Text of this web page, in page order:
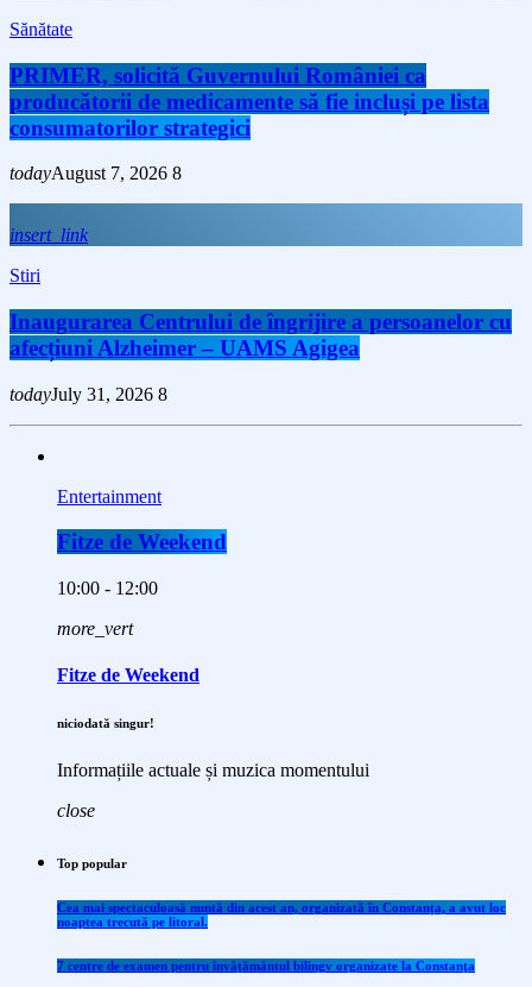
Sănătate
PRIMER, solicită Guvernului României ca
producătorii de medicamente să fie incluși pe lista
consumatorilor strategici
todayAugust 7, 2026 8
insert_link
Stiri
Inaugurarea Centrului de îngrijire a persoanelor cu
afecțiuni Alzheimer – UAMS Agigea
todayJuly 31, 2026 8
Entertainment
Fitze de Weekend
10:00 - 12:00
more_vert
Fitze de Weekend
niciodată singur!
Informațiile actuale și muzica momentului
close
Top popular
Cea mai spectaculoasă nuntă din acest an, organizată în Constanța, a avut loc
noaptea trecută pe litoral.
7 centre de examen pentru învăţământul bilingv organizate la Constanţa